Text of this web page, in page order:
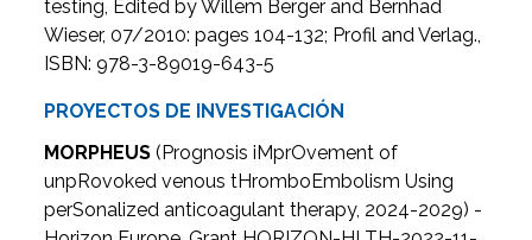
testing, Edited by Willem Berger and Bernhad
Wieser, 07/2010: pages 104-132; Profil and Verlag.,
ISBN: 978-3-89019-643-5
PROYECTOS DE INVESTIGACIÓN
MORPHEUS(Prognosis iMprOvement of
unpRovoked venous tHromboEmbolism Using
perSonalized anticoagulant therapy, 2024-2029) -